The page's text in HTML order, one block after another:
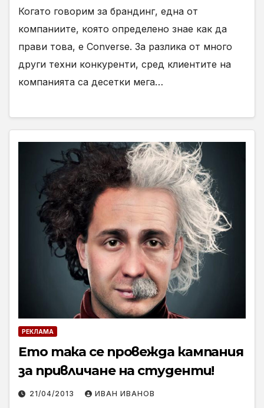
Когато говорим за брандинг, една от
компаниите, която определено знае как да
прави това, е Converse. За разлика от много
други техни конкуренти, сред клиентите на
компанията са десетки мега…
РЕКЛАМА
Ето така се провежда кампания
за привличане на студенти!
21/04/2013 ИВАН ИВАНОВ